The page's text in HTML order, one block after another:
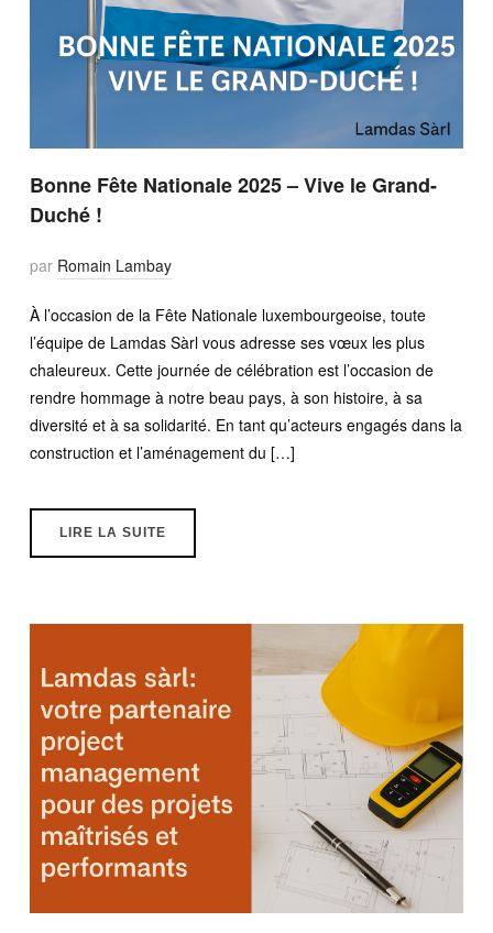
Bonne Fête Nationale 2025 – Vive le Grand-
Duché !
par Romain Lambay
À l’occasion de la Fête Nationale luxembourgeoise, toute
l’équipe de Lamdas Sàrl vous adresse ses vœux les plus
chaleureux. Cette journée de célébration est l’occasion de
rendre hommage à notre beau pays, à son histoire, à sa
diversité et à sa solidarité. En tant qu’acteurs engagés dans la
construction et l’aménagement du […]
LIRE LA SUITE